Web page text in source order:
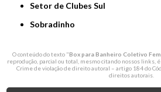
Setor de Clubes Sul
Sobradinho
O conteúdo do texto "Box para Banheiro Coletivo
reprodução, parcial ou total, mesmo citando nossos links,
Crime de violação de direito autoral – artigo 184 do
direitos autorais.